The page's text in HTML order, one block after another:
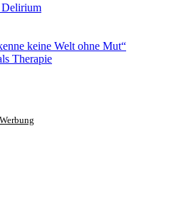
keine Welt ohne Mut“
Therapie
Werbung